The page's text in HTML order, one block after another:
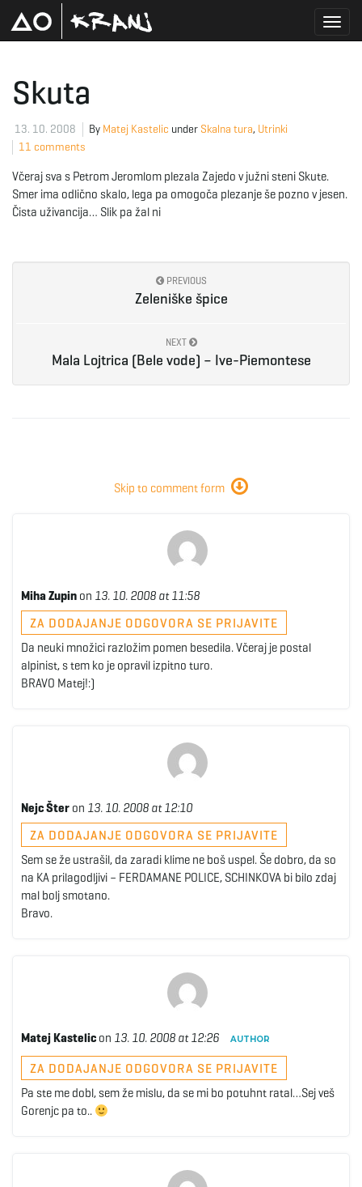
t
Skuta
13. 10. 2008 By Matej Kastelic under Skalna tura, Utrinki
11 comments
Včeraj sva s Petrom Jeromlom plezala Zajedo v južni steni Skute.
Smer ima odlično skalo, lega pa omogoča plezanje še pozno v jesen.
Čista uživancija… Slik pa žal ni
PREVIOUS
Zeleniške špice
NEXT
Mala Lojtrica (Bele vode) – Ive-Piemontese
Skip to comment form
Miha Zupin on 13. 10. 2008 at 11:58
ZA DODAJANJE ODGOVORA SE PRIJAVITE
Da neuki množici razložim pomen besedila. Včeraj je postal
alpinist, s tem ko je opravil izpitno turo.
BRAVO Matej!:)
Nejc Šter on 13. 10. 2008 at 12:10
ZA DODAJANJE ODGOVORA SE PRIJAVITE
Sem se že ustrašil, da zaradi klime ne boš uspel. Še dobro, da so
na KA prilagodljivi – FERDAMANE POLICE, SCHINKOVA bi bilo zdaj
mal bolj smotano.
Bravo.
Matej Kastelic on 13. 10. 2008 at 12:26 AUTHOR
ZA DODAJANJE ODGOVORA SE PRIJAVITE
Pa ste me dobl, sem že mislu, da se mi bo potuhnt ratal…Sej veš
Gorenjc pa to..